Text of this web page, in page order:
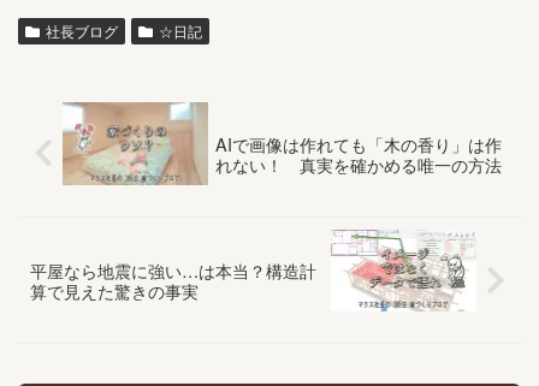
社長ブログ ☆日記
AIで画像は作れても「木の香り」は作
れない！ 真実を確かめる唯一の方法
平屋なら地震に強い…は本当？構造計
算で見えた驚きの事実